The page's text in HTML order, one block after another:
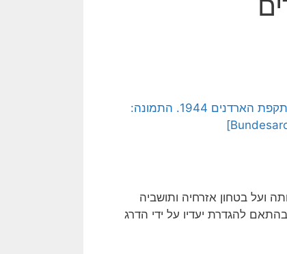
[בתמונה: שבויים אמריקנים שנפלו בידי הווארמאכט הגרמני במתקפת הארדנים 1944. התמונה:
ועל בטחון אזרחיה ותושביה
להגדרת יעדיו על ידי הדרג